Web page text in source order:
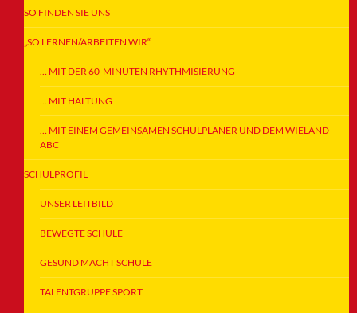
SO FINDEN SIE UNS
„SO LERNEN/ARBEITEN WIR“
… MIT DER 60-MINUTEN RHYTHMISIERUNG
… MIT HALTUNG
… MIT EINEM GEMEINSAMEN SCHULPLANER UND DEM WIELAND-
ABC
SCHULPROFIL
UNSER LEITBILD
BEWEGTE SCHULE
GESUND MACHT SCHULE
TALENTGRUPPE SPORT